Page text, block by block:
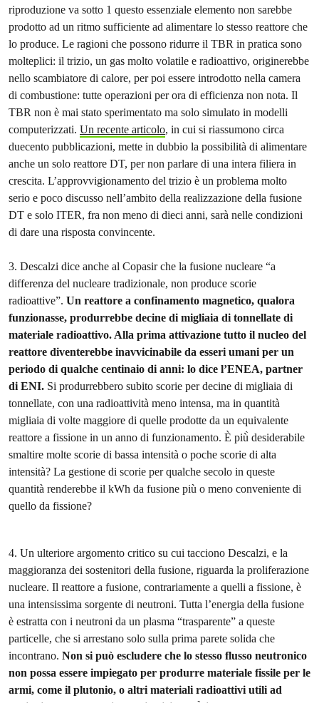
riproduzione va sotto 1 questo essenziale elemento non sarebbe
prodotto ad un ritmo sufficiente ad alimentare lo stesso reattore che
lo produce. Le ragioni che possono ridurre il TBR in pratica sono
molteplici: il trizio, un gas molto volatile e radioattivo, originerebbe
nello scambiatore di calore, per poi essere introdotto nella camera
di combustione: tutte operazioni per ora di efficienza non nota. Il
TBR non è mai stato sperimentato ma solo simulato in modelli
computerizzati. Un recente articolo, in cui si riassumono circa
duecento pubblicazioni, mette in dubbio la possibilità di alimentare
anche un solo reattore DT, per non parlare di una intera filiera in
crescita. L’approvvigionamento del trizio è un problema molto
serio e poco discusso nell’ambito della realizzazione della fusione
DT e solo ITER, fra non meno di dieci anni, sarà nelle condizioni
di dare una risposta convincente.
3. Descalzi dice anche al Copasir che la fusione nucleare “a
differenza del nucleare tradizionale, non produce scorie
radioattive”. Un reattore a confinamento magnetico, qualora
funzionasse, produrrebbe decine di migliaia di tonnellate di
materiale radioattivo. Alla prima attivazione tutto il nucleo del
reattore diventerebbe inavvicinabile da esseri umani per un
periodo di qualche centinaio di anni: lo dice l’ENEA, partner
di ENI. Si produrrebbero subito scorie per decine di migliaia di
tonnellate, con una radioattività meno intensa, ma in quantità
migliaia di volte maggiore di quelle prodotte da un equivalente
reattore a fissione in un anno di funzionamento. È più̀ desiderabile
smaltire molte scorie di bassa intensità o poche scorie di alta
intensità? La gestione di scorie per qualche secolo in queste
quantità renderebbe il kWh da fusione più o meno conveniente di
quello da fissione?
4. Un ulteriore argomento critico su cui tacciono Descalzi, e la
maggioranza dei sostenitori della fusione, riguarda la proliferazione
nucleare. Il reattore a fusione, contrariamente a quelli a fissione, è
una intensissima sorgente di neutroni. Tutta l’energia della fusione
è estratta con i neutroni da un plasma “trasparente” a queste
particelle, che si arrestano solo sulla prima parete solida che
incontrano. Non si può escludere che lo stesso flusso neutronico
non possa essere impiegato per produrre materiale fissile per le
armi, come il plutonio, o altri materiali radioattivi utili ad